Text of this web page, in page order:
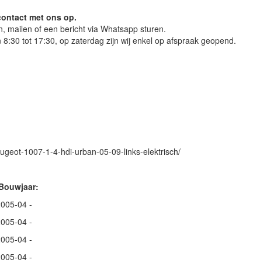
met ons op.
mailen of een bericht via Whatsapp sturen.
tot 17:30, op zaterdag zijn wij enkel op afspraak geopend.
1007-1-4-hdi-urban-05-09-links-elektrisch/
-
-
-
-